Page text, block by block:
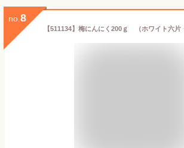
no. 8
【511134】梅にんにく200ｇ （ホワイト六片